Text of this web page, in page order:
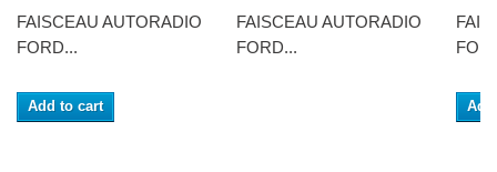
FAISCEAU AUTORADIO
FORD...
Add to cart
FAISCEAU AUTORADIO
FORD...